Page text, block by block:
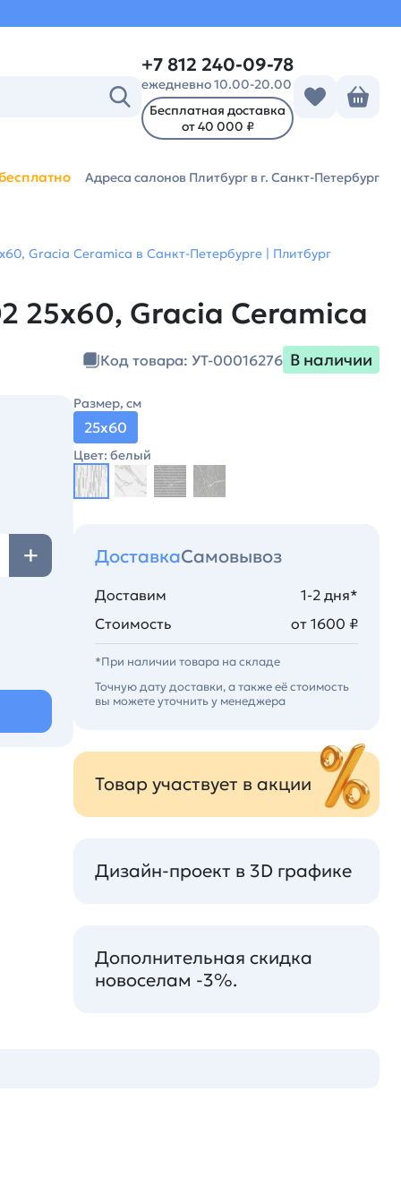
+7 812 240-09-78
ежедневно 10.00-20.00
Бесплатная доставка
от 40 000 ₽
Адреса салонов Плитбург в г. Санкт-Петербург
Gracia Ceramica в Санкт-Петербурге | Плитбург
25х60, Gracia Ceramica
Код товара: УТ-00016276 В наличии
Размер, см
25х60
Цвет: белый
ДоставкаСамовывоз
Доставим
1-2 дня*
Стоимость
от 1600 ₽
*При наличии товара на складе
Точную дату доставки, а также её стоимость
вы можете уточнить у менеджера
Товар участвует в акции
Дизайн-проект в 3D графике
Дополнительная скидка
новоселам -3%.